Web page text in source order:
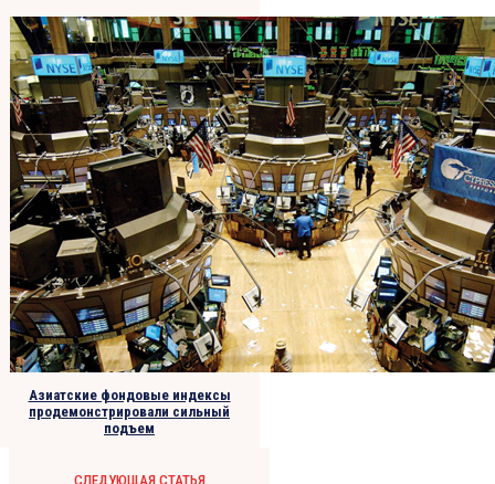
Азиатские фондовые индексы
продемонстрировали сильный
подъем
СЛЕДУЮЩАЯ СТАТЬЯ